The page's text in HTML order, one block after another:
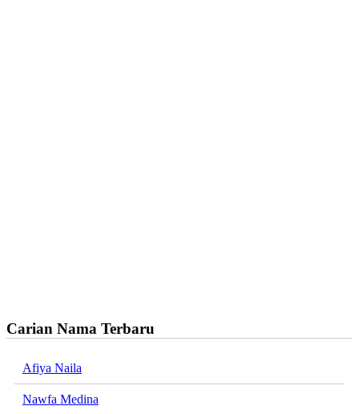
Carian Nama Terbaru
Afiya Naila
Nawfa Medina